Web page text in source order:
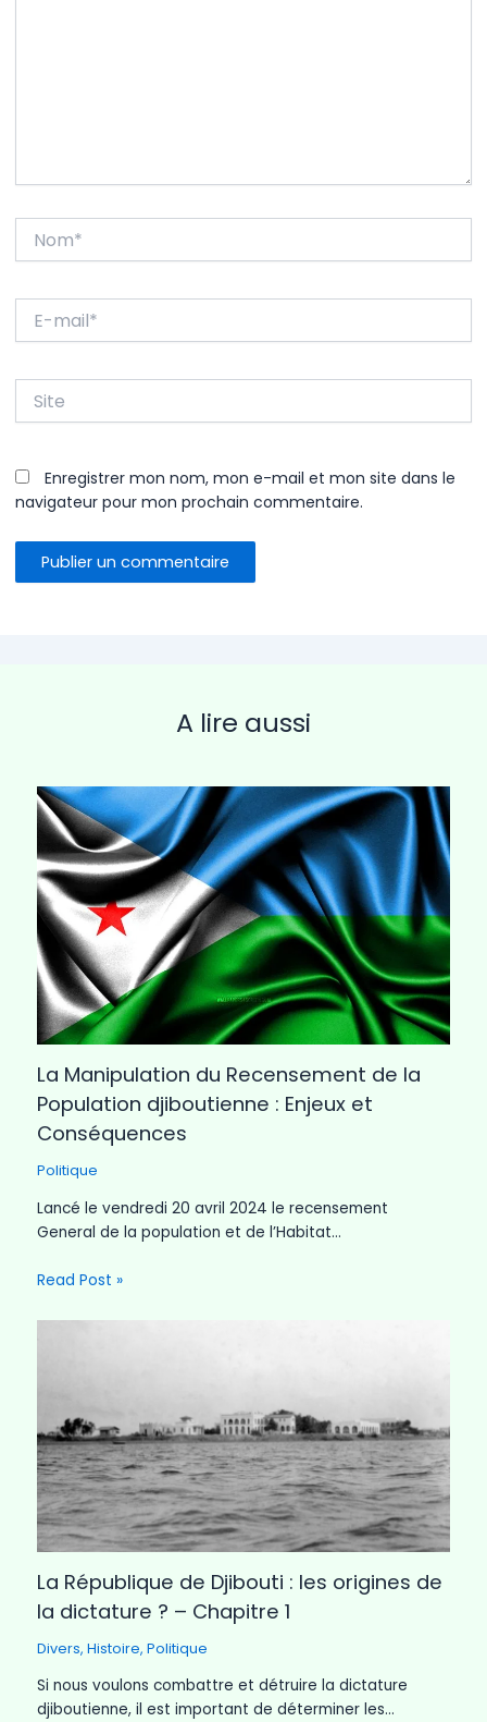
mail*
Enregistrer mon nom, mon e-mail et mon site dans le
navigateur pour mon prochain commentaire.
A lire aussi
La Manipulation du Recensement de la
Population djiboutienne : Enjeux et
Conséquences
Politique
Lancé le vendredi 20 avril 2024 le recensement
General de la population et de l’Habitat…
Read Post »
La République de Djibouti : les origines de
la dictature ? – Chapitre 1
Divers,Histoire,Politique
Si nous voulons combattre et détruire la dictature
djiboutienne, il est important de déterminer les…